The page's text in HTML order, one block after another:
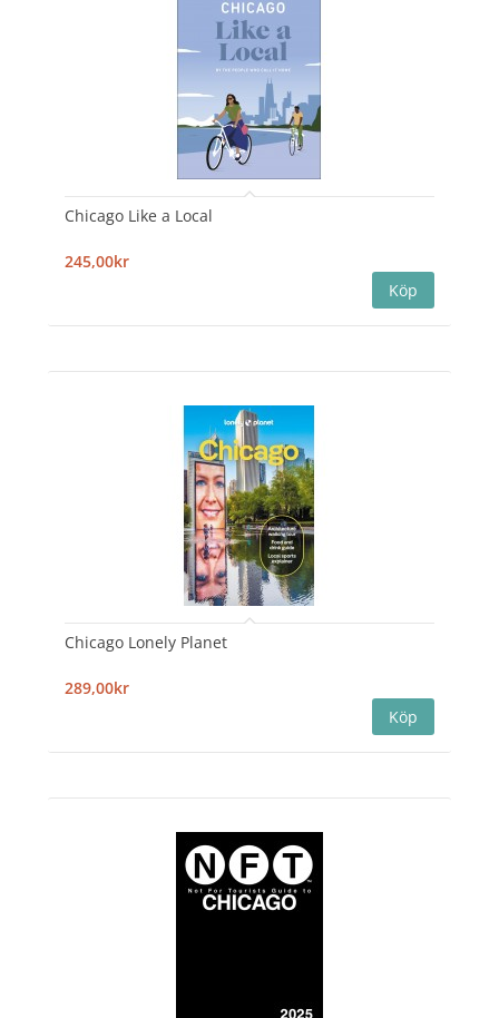
Chicago Like a Local
245,00kr
Chicago Lonely Planet
289,00kr